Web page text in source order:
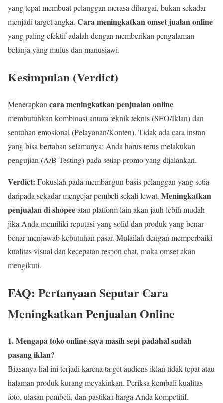
yang tepat membuat pelanggan merasa dihargai, bukan sekadar
menjadi target angka. Cara meningkatkan omset jualan online
yang paling efektif adalah dengan memberikan pengalaman
belanja yang mulus dan manusiawi.
Kesimpulan (Verdict)
Menerapkancara meningkatkan penjualan online
membutuhkan kombinasi antara teknik teknis (SEO/Iklan) dan
sentuhan emosional (Pelayanan/Konten). Tidak ada cara instan
yang bisa bertahan selamanya; Anda harus terus melakukan
pengujian (A/B Testing) pada setiap promo yang dijalankan.
Verdict: Fokuslah pada membangun basis pelanggan yang setia
daripada sekadar mengejar pembeli sekali lewat. Meningkatkan
penjualan di shopeeatau platform lain akan jauh lebih mudah
jika Anda memiliki reputasi yang solid dan produk yang benar-
benar menjawab kebutuhan pasar. Mulailah dengan memperbaiki
kualitas visual dan kecepatan respon chat, maka omset akan
mengikuti.
FAQ: Pertanyaan Seputar Cara
Meningkatkan Penjualan Online
1. Mengapa toko online saya masih sepi padahal sudah
pasang iklan?
Biasanya hal ini terjadi karena target audiens iklan tidak tepat atau
halaman produk kurang meyakinkan. Periksa kembali kualitas
foto, ulasan pembeli, dan pastikan harga Anda kompetitif.